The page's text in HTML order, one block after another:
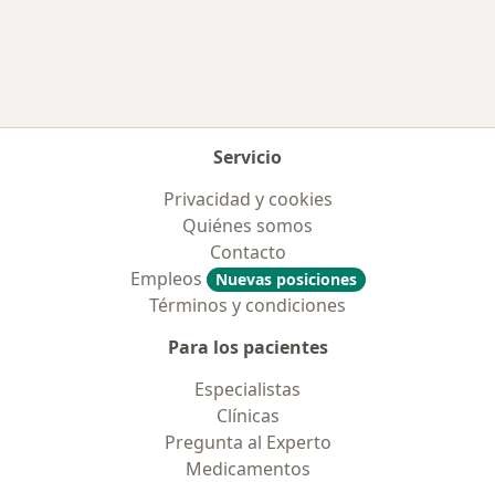
Servicio
Privacidad y cookies
Quiénes somos
Contacto
Empleos
Nuevas posiciones
Términos y condiciones
Para los pacientes
Especialistas
Clínicas
Pregunta al Experto
Medicamentos